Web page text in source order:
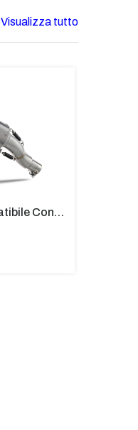
Visualizza tutto
Scarico GPR Compatibile Con Bmw G 310 R 2017-2021 - M3 Titanium Natural